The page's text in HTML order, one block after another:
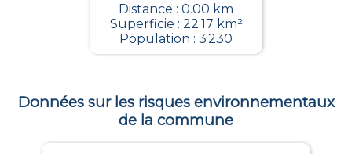
Distance : 0.00 km
Superficie : 22.17 km²
Population : 3 230
Données sur les risques environnementaux
de la commune